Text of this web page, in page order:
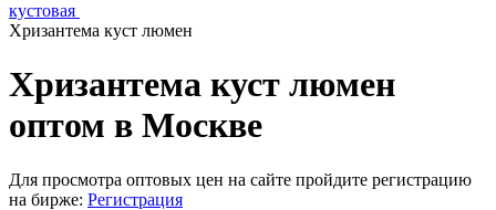
кустовая
Хризантема куст люмен
Хризантема куст люмен
оптом в Москве
Для просмотра оптовых цен на сайте пройдите регистрацию
на бирже: Регистрация